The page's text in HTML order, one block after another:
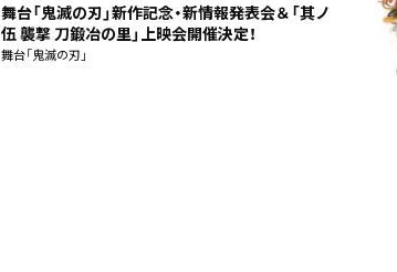
舞台「鬼滅の刃」新作記念・新情報発表会＆「其ノ
伍 襲撃 刀鍛冶の里」上映会開催決定！
舞台「鬼滅の刃」